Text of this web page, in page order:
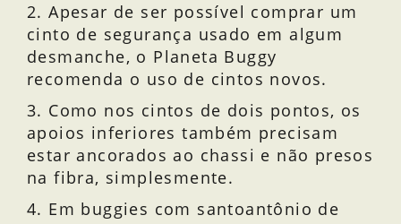
2. Apesar de ser possível comprar um
cinto de segurança usado em algum
desmanche, o Planeta Buggy
recomenda o uso de cintos novos.
3. Como nos cintos de dois pontos, os
apoios inferiores também precisam
estar ancorados ao chassi e não presos
na fibra, simplesmente.
4. Em buggies com santoantônio de